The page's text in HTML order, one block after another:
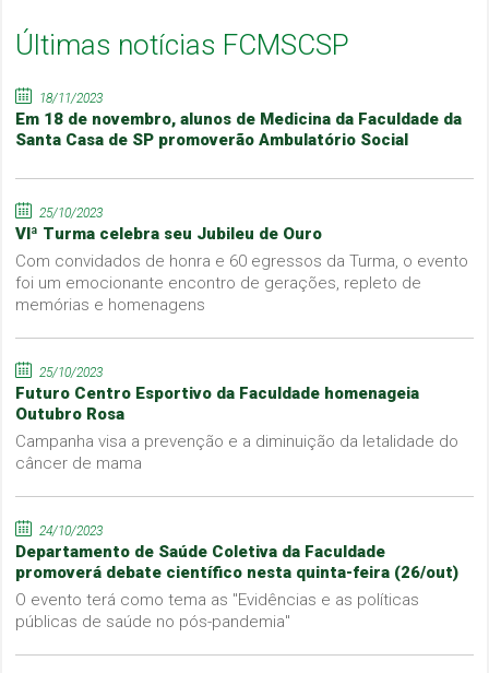
Últimas notícias FCMSCSP
18/11/2023
Em 18 de novembro, alunos de Medicina da Faculdade da
Santa Casa de SP promoverão Ambulatório Social
25/10/2023
VIª Turma celebra seu Jubileu de Ouro
Com convidados de honra e 60 egressos da Turma, o evento
foi um emocionante encontro de gerações, repleto de
memórias e homenagens
25/10/2023
Futuro Centro Esportivo da Faculdade homenageia
Outubro Rosa
Campanha visa a prevenção e a diminuição da letalidade do
câncer de mama
24/10/2023
Departamento de Saúde Coletiva da Faculdade
promoverá debate científico nesta quinta-feira (26/out)
O evento terá como tema as "Evidências e as políticas
públicas de saúde no pós-pandemia"